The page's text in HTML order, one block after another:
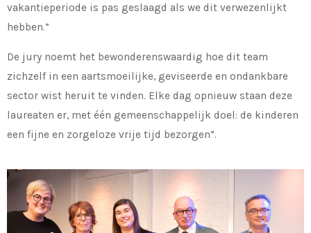
vakantieperiode is pas geslaagd als we dit verwezenlijkt
hebben.”
De jury noemt het bewonderenswaardig hoe dit team
zichzelf in een aartsmoeilijke, geviseerde en ondankbare
sector wist heruit te vinden. Elke dag opnieuw staan deze
laureaten er, met één gemeenschappelijk doel: de kinderen
een fijne en zorgeloze vrije tijd bezorgen”.